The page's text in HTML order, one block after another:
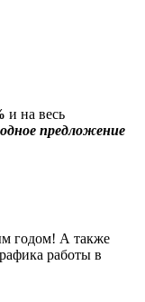
и на весь
предложение
годом! А также
работы в